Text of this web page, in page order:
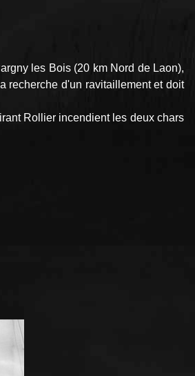
les Bois (20 km Nord de Laon),
recherche d'un ravitaillement et doit
Rollier incendient les deux chars